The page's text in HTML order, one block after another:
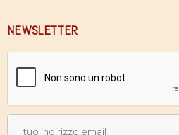
NEWSLETTER